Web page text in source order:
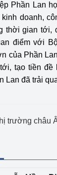
Phần Lan
doanh,
thời gian tới,
điểm với
của Phần
tạo tiền
Lan đã trải
trường châu